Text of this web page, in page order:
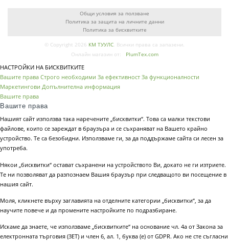
Общи условия за ползване
Политика за защита на личните данни
Политика за бисквитките
© Copyright 2026 КМ ТУУЛС. Всички права са запазени.
Онлайн магазин от:
PlumTex.com
НАСТРОЙКИ НА БИСКВИТКИТЕ
Вашите права Строго необходими За ефективност За функционалности
Маркетингови Допълнителна информация
Вашите права
Вашите права
Нашият сайт използва така наречените „бисквитки“. Това са малки текстови
файлове, които се зареждат в браузъра и се съхраняват на Вашето крайно
устройство. Те са безобидни. Използваме ги, за да поддържаме сайта си лесен за
употреба.
Някои „бисквитки“ остават съхранени на устройството Ви, докато не ги изтриете.
Те ни позволяват да разпознаем Вашия браузър при следващото ви посещение в
нашия сайт.
Моля, кликнете върху заглавията на отделните категории „бисквитки“, за да
научите повече и да промените настройките по подразбиране.
Искаме да знаете, че използваме „бисквитките“ на основание чл. 4а от Закона за
електронната търговия (ЗЕТ) и член 6, ал. 1, буква (е) от GDPR. Ако не сте съгласни